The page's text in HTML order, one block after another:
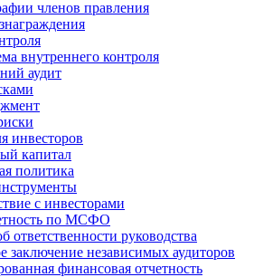
членов правления
внутреннего контроля
аудит
инвесторов
капитал
политика
с инвеcторами
по МСФО
ответственности руководства
заключение независимых аудиторов
финансовая отчетность